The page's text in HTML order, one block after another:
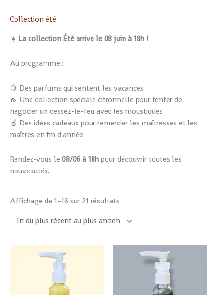
h
e
Collection été
☀️ La collection Été arrive le 08 juin à 18h !
Au programme :
🍋 Des parfums qui sentent les vacances
🦟 Une collection spéciale citronnelle pour tenter de
négocier un cessez-le-feu avec les moustiques
🍎 Des idées cadeaux pour remercier les maîtresses et les
maîtres en fin d’année
Rendez-vous le 08/06 à 18h pour découvrir toutes les
nouveautés.
Affichage de 1–16 sur 21 résultats
récent